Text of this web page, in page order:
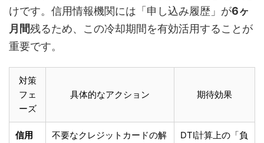
けです。信用情報機関には「申し込み履歴」が6ヶ
月間残るため、この冷却期間を有効活用することが
重要です。
対策
フェ
ーズ
具体的なアクション 期待効果
信用
不要なクレジットカードの解
DTI計算上の「負